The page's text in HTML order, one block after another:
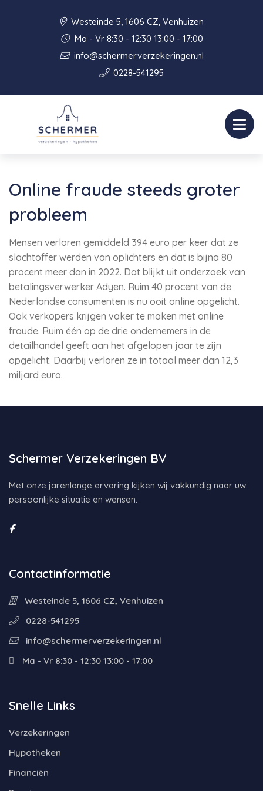
Westeinde 5, 1606 CZ, Venhuizen
Ma - Vr 8:30 - 12:30 13:00 - 17:00
info@schermerverzekeringen.nl
0228-541295
Online fraude steeds groter
probleem
Mensen verloren gemiddeld 394 euro per keer dat ze
slachtoffer werden van oplichters en dat is bijna 80
procent meer dan in 2022. Dat blijkt uit onderzoek van
betalingsverwerker Adyen. Ruim 40 procent van de
Nederlandse consumenten is nu ooit online opgelicht.
Ook verkopers krijgen vaker te maken met online
fraude. Ruim één op de drie ondernemers in de
detailhandel geeft aan het afgelopen jaar te zijn
opgelicht. Daarbij verloren ze in totaal meer dan 12,3
miljard euro.
Schermer Verzekeringen BV
Met onze jarenlange ervaring kijken wij vakkundig naar uw
persoonlijke situatie en wensen.
Contactinformatie
Westeinde 5, 1606 CZ, Venhuizen
0228-541295
info@schermerverzekeringen.nl
Ma - Vr 8:30 - 12:30 13:00 - 17:00
Snelle Links
Verzekeringen
Hypotheken
Financiën